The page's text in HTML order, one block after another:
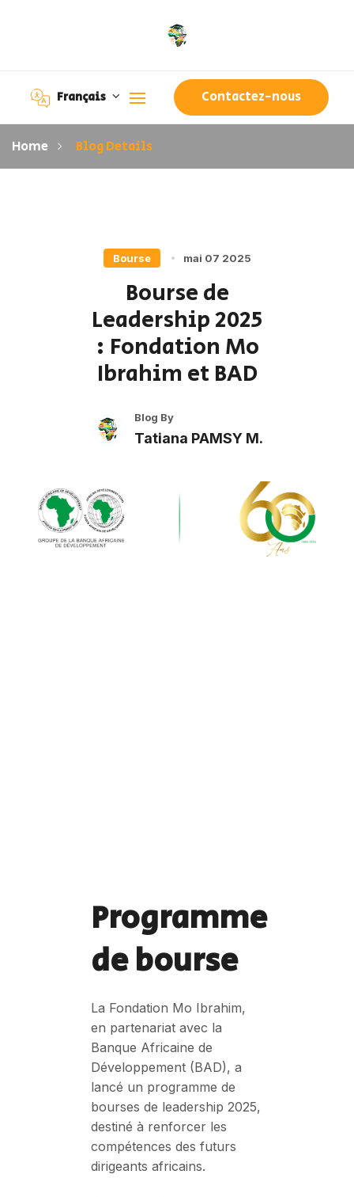
Français Contactez-nous
Home Blog Details
Bourse mai 07 2025
Bourse de
Leadership 2025
: Fondation Mo
Ibrahim et BAD
Blog By
Tatiana PAMSY M.
Programme
de bourse
La Fondation Mo Ibrahim,
en partenariat avec la
Banque Africaine de
Développement (BAD), a
lancé un programme de
bourses de leadership 2025,
destiné à renforcer les
compétences des futurs
dirigeants africains.